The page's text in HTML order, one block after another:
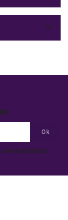

promotionnelles